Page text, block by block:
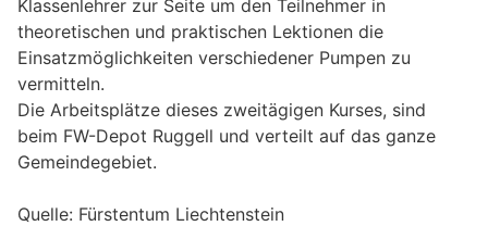
Klassenlehrer zur Seite um den Teilnehmer in
theoretischen und praktischen Lektionen die
Einsatzmöglichkeiten verschiedener Pumpen zu
vermitteln.
Die Arbeitsplätze dieses zweitägigen Kurses, sind
beim FW-Depot Ruggell und verteilt auf das ganze
Gemeindegebiet.
Quelle: Fürstentum Liechtenstein